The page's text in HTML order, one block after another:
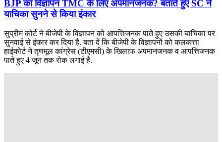
BJP का विज्ञापन TMC के लिए अपमानजनक? बताते हुए SC ने
याचिका सुनने से किया इंकार
सुप्रीम कोर्ट ने बीजेपी के विज्ञापन को आपत्तिजनक पाते हुए उसकी याचिका पर
सुनवाई से इंकार कर दिया है. बता दें कि बीजेपी के विज्ञापनों को कलकत्ता
हाईकोर्ट ने तृणमूल कांग्रेस (टीएमसी) के खिलाफ अपमानजनक व आपत्तिजनक
पाते हुए 4 जून तक रोक लगाई है.